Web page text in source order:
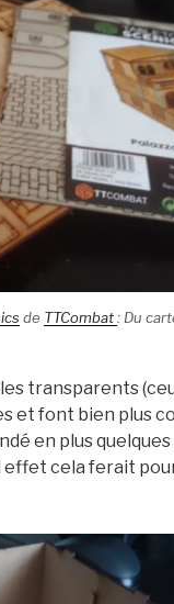
de TTCombat : Du
transparents
et font bien plus
en plus
effet cela ferait